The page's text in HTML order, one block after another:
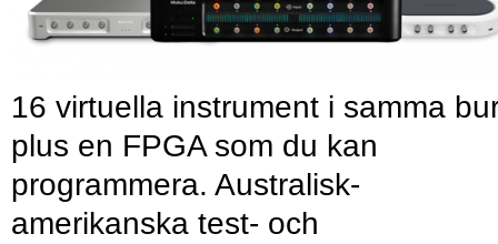
16 virtuella instrument i samma
plus en FPGA som du kan
programmera. Australisk-
amerikanska test- och